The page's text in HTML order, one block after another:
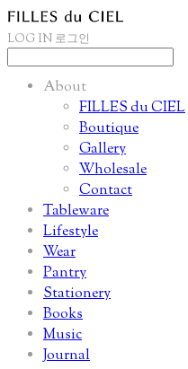
LOG IN 로그인
About
FILLES du CIEL
Boutique
Gallery
Wholesale
Contact
Tableware
Lifestyle
Wear
Pantry
Stationery
Books
Music
Journal